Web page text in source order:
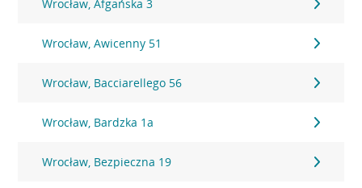
Wrocław, Afgańska 3
Wrocław, Awicenny 51
Wrocław, Bacciarellego 56
Wrocław, Bardzka 1a
Wrocław, Bezpieczna 19